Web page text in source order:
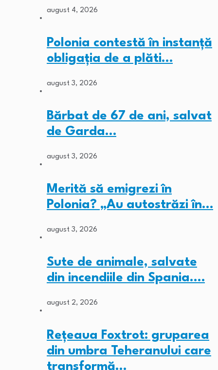
august 4, 2026
Polonia contestă în instanță
obligația de a plăti…
august 3, 2026
Bărbat de 67 de ani, salvat
de Garda…
august 3, 2026
Merită să emigrezi în
Polonia? „Au autostrăzi în…
august 3, 2026
Sute de animale, salvate
din incendiile din Spania.…
august 2, 2026
Rețeaua Foxtrot: gruparea
din umbra Teheranului care
transformă…